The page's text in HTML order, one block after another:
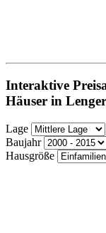
Interaktive
Häuser in
Lage
Baujahr
Hausgröße